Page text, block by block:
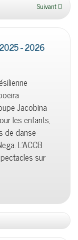
Suivant
2025 - 2026
Jacobina
les enfants,
de danse
L'ACCB
sur